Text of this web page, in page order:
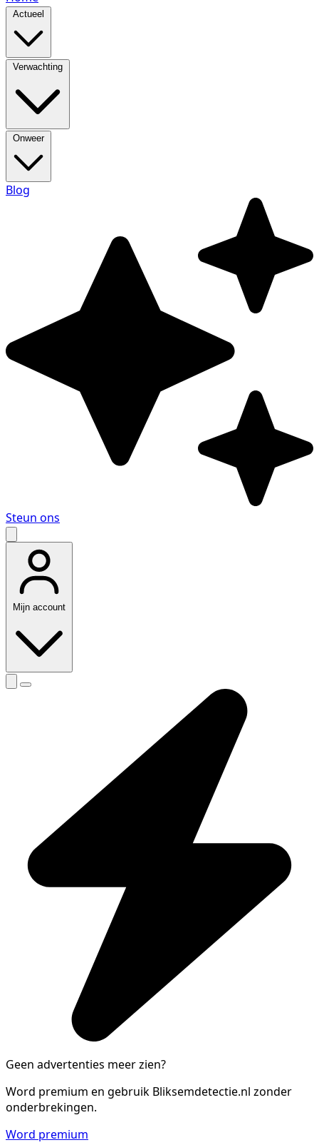
Actueel
Verwachting
Onweer
Blog
Steun ons
Mijn account
Geen advertenties meer zien?
Word premium en gebruik Bliksemdetectie.nl zonder
onderbrekingen.
Word premium